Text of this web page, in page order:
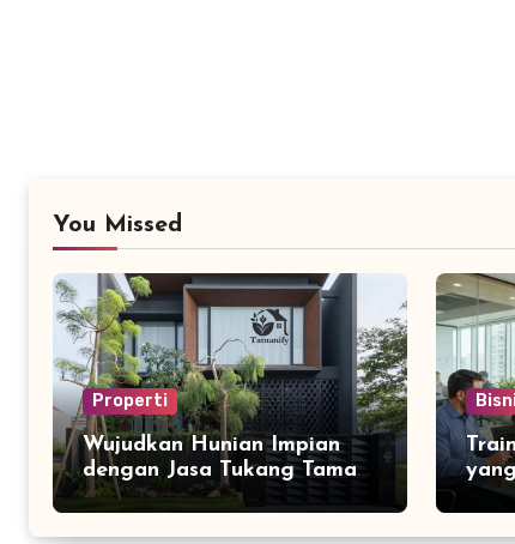
You Missed
Properti
Wujudkan Hunian Impian
dengan Jasa Tukang Taman
Profesional